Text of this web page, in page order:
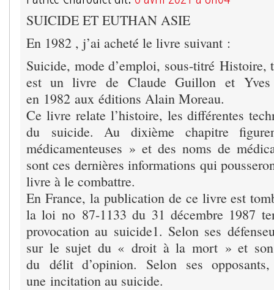
SUICIDE ET EUTHAN ASIE
En 1982 , j’ai acheté le livre suivant :
Suicide, mode d’emploi, sous-titré Histoire,
est un livre de Claude Guillon et
en 1982 aux éditions Alain Moreau.
Ce livre relate l’histoire, les différentes
du suicide. Au dixième chapitre
médicamenteuses » et des noms de
sont ces dernières informations qui
livre à le combattre.
En France, la publication de ce livre est
la loi no 87-1133 du 31 décembre 1987
provocation au suicide1. Selon ses
sur le sujet du « droit à la mort » et son
du délit d’opinion. Selon ses
une incitation au suicide.